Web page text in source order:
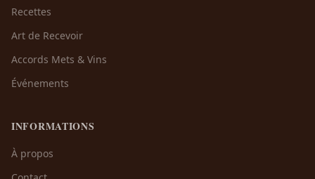
Recettes
Art de Recevoir
Accords Mets & Vins
Événements
INFORMATIONS
À propos